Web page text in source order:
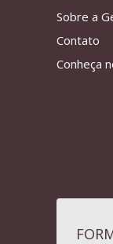
Sobre a
Contato
Conheça